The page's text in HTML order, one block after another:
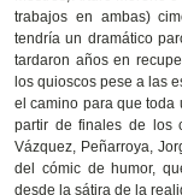
trabajos en ambas)
tendría un dramático
tardaron años en
los quioscos pese a las
el camino para que toda
partir de finales de los
Vázquez, Peñarroya,
del cómic de humor,
desde la sátira de la